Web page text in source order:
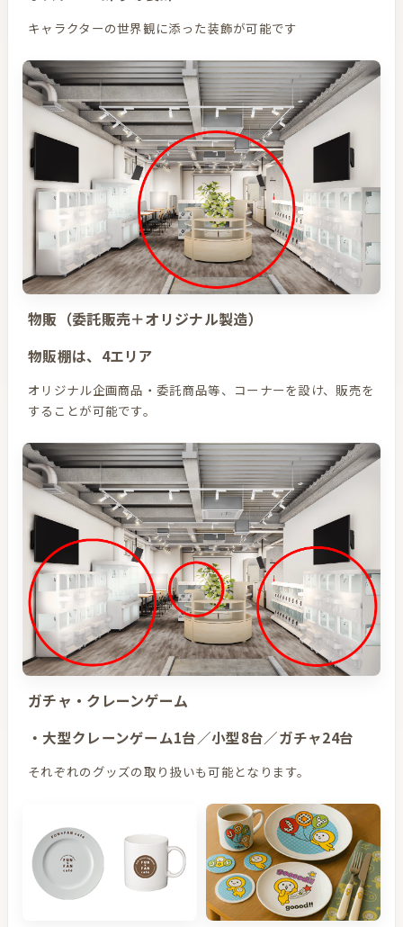
キャラクターの世界観に添った装飾が可能です
物販（委託販売＋オリジナル製造）
物販棚は、4エリア
オリジナル企画商品・委託商品等、コーナーを設け、販売を
することが可能です。
ガチャ・クレーンゲーム
・大型クレーンゲーム1台／小型8台／ガチャ24台
それぞれのグッズの取り扱いも可能となります。